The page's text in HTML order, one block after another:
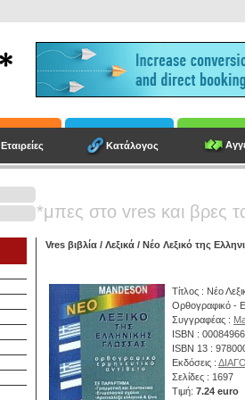
Εταιρείες Κατάλογος
*μπες στο vres και βρες
Vres βιβλία / Λεξικά / Νέο Λεξικό της
Τίτλος : Νέο
Ορθογραφικό -
Συγγραφέας :
ISBN :
ISBN 13 :
Εκδόσεις :
Σελίδες : 1697
Τιμή: 7.24 euro